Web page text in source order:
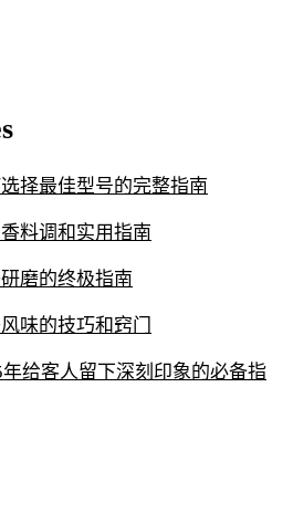
择最佳型号的完整指南
料调和实用指南
磨的终极指南
味的技巧和窍门
给客人留下深刻印象的必备指